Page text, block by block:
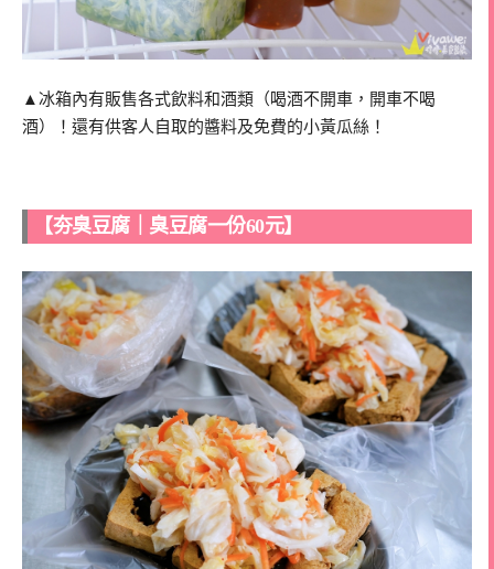
▲冰箱內有販售各式飲料和酒類（喝酒不開車，開車不喝
酒）！還有供客人自取的醬料及免費的小黃瓜絲！
【夯臭豆腐｜臭豆腐一份60元】